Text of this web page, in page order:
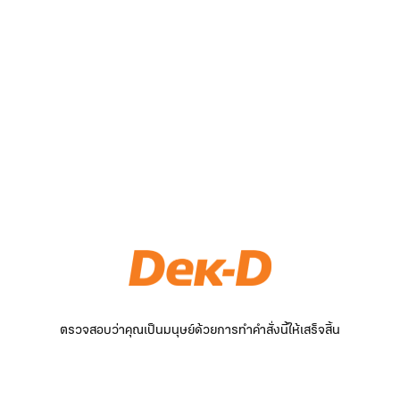
ตรวจสอบว่าคุณเป็นมนุษย์ด้วยการทำคำสั่งนี้ให้เสร็จสิ้น